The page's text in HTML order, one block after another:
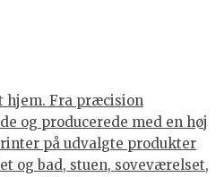
hjem. Fra præcision
og producerede med en høj
på udvalgte produkter
og bad, stuen, soveværelset,